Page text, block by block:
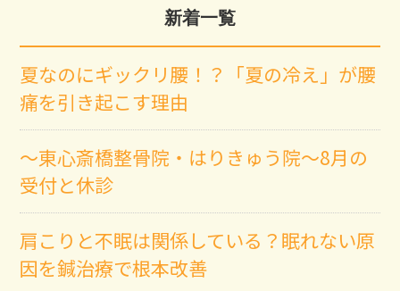
新着一覧
夏なのにギックリ腰！？「夏の冷え」が腰
痛を引き起こす理由
～東心斎橋整骨院・はりきゅう院～8月の
受付と休診
肩こりと不眠は関係している？眠れない原
因を鍼治療で根本改善